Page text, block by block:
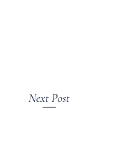
Next Post